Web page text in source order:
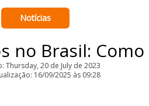
Notícias
Brasil: Como
Thursday, 20 de July de 2023
16/09/2025 às 09:28